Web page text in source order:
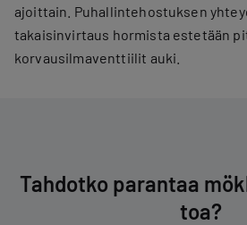
ajoittain. Puhallintehostuksen
takaisinvirtaus hormista estetään
korvausilmaventtiilit auki.
Tahdotko parantaa
toa?